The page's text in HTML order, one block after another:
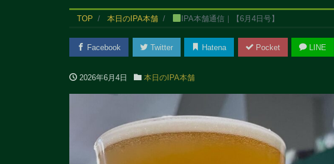
TOP 本日のIPA本舗 IPA本舗通信｜【6月4日号】
Facebook Twitter Hatena Pocket LINE
2026年6月4日 本日のIPA本舗